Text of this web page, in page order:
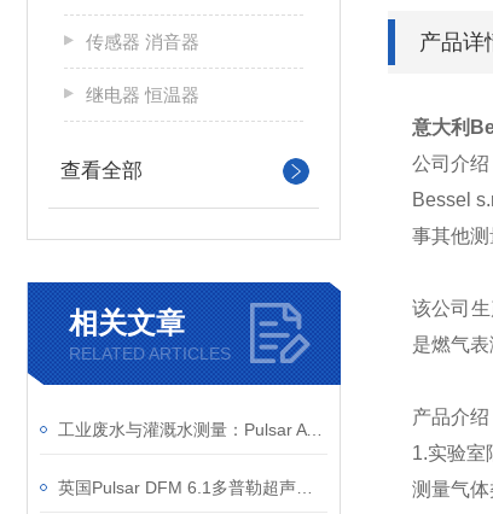
传感器 消音器
继电器 恒温器
查看全部
相关文章
RELATED ARTICLES
工业废水与灌溉水测量：Pulsar AVFM 6.1 面积速度流量计安装与调试要点
产品详
意大利
公司介绍
Bessel
事其他
该公司
是燃气
产品介绍
1.实验室
测量气